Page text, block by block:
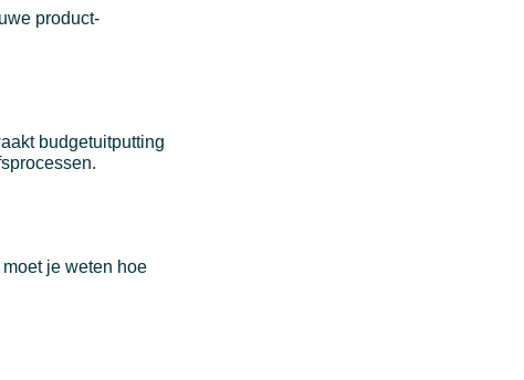
product-
budgetuitputting
je weten hoe